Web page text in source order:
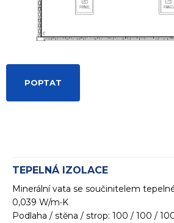
POPTAT
TEPELNÁ IZOLACE
Minerální vata se součinitelem
0,039 W/m∙K
Podlaha / stěna / strop: 100 / 100 /